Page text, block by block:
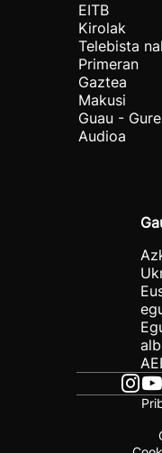
EITB
Kirolak
Telebista
Primeran
Gaztea
Makusi
Guau - Gure
Audioa